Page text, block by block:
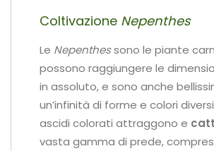
Coltivazione Nepenthes
Le Nepenthessono le piante
possono raggiungere le
in assoluto, e sono anche
un’infinità di forme e colori
ascidi colorati attraggono e
vasta gamma di prede,